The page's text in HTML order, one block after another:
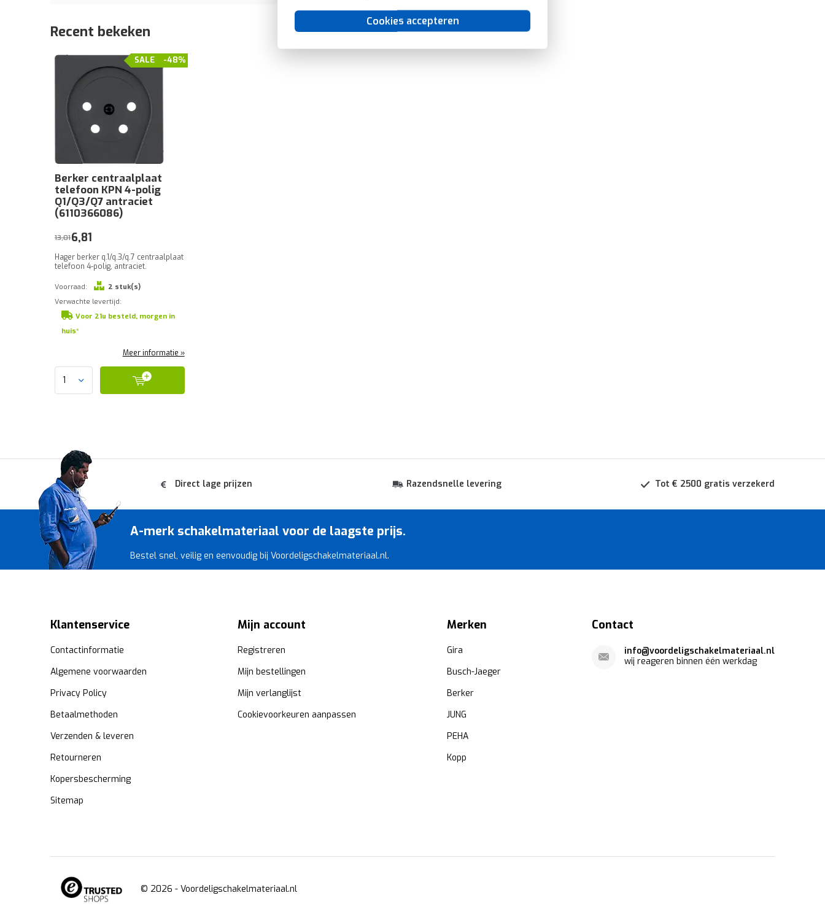
Cookies accepteren
Recent bekeken
-48%
SALE
Berker centraalplaat
telefoon KPN 4-polig
Q1/Q3/Q7 antraciet
(6110366086)
Hager berker q.1/q.3/q.7 centraalplaat
telefoon 4-polig, antraciet.
Voorraad:
2 stuk(s)
Verwachte levertijd:
Voor 21u besteld, morgen in
huis*
13,016,81
Meer informatie »
Direct lage prijzen Razendsnelle levering Tot € 2500 gratis verzekerd
A-merk schakelmateriaal voor de laagste prijs.
Bestel snel, veilig en eenvoudig bij Voordeligschakelmateriaal.nl.
Klantenservice
Contactinformatie
Algemene voorwaarden
Privacy Policy
Betaalmethoden
Verzenden & leveren
Retourneren
Kopersbescherming
Sitemap
Mijn account
Registreren
Mijn bestellingen
Mijn verlanglijst
Cookievoorkeuren aanpassen
Merken
Gira
Busch-Jaeger
Berker
JUNG
PEHA
Kopp
Contact
info@voordeligschakelmateriaal.nl
wij reageren binnen één werkdag
© 2026 - Voordeligschakelmateriaal.nl